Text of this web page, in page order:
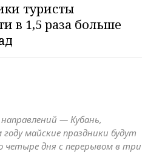
туристы
в 1,5 раза больше
— Кубань,
майские праздники будут
четыре дня с перерывом в три